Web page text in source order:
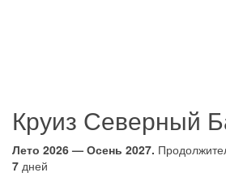
Круиз Северный
Лето 2026 — Осень 2027.
7 дней